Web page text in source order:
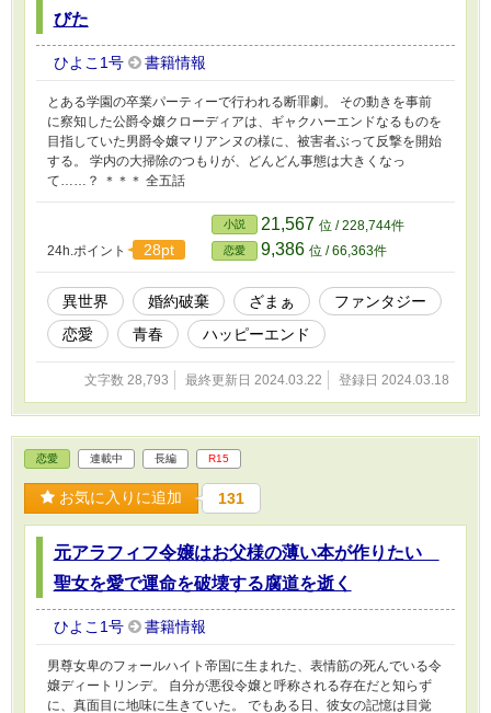
びた
ひよこ1号 書籍情報
とある学園の卒業パーティーで行われる断罪劇。 その動きを事前
に察知した公爵令嬢クローディアは、ギャクハーエンドなるものを
目指していた男爵令嬢マリアンヌの様に、被害者ぶって反撃を開始
する。 学内の大掃除のつもりが、どんどん事態は大きくなっ
て……？ ＊＊＊ 全五話
24h.ポイント 28pt
小説 21,567 位 / 228,744件
恋愛 9,386 位 / 66,363件
異世界 婚約破棄 ざまぁ
ファンタジー
恋愛
青春 ハッピーエンド
文字数 28,793 最終更新日 2024.03.22 登録日 2024.03.18
恋愛 連載中 長編 R15
お気に入りに追加 131
元アラフィフ令嬢はお父様の薄い本が作りたい
聖女を愛で運命を破壊する腐道を逝く
ひよこ1号 書籍情報
男尊女卑のフォールハイト帝国に生まれた、表情筋の死んでいる令
嬢ディートリンデ。 自分が悪役令嬢と呼称される存在だと知らず
に、真面目に地味に生きていた。 でもある日、彼女の記憶は目覚